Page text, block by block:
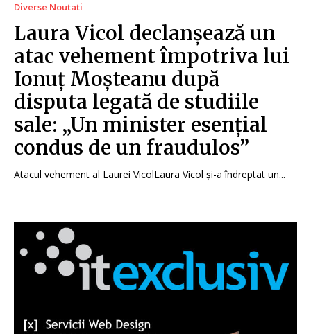
Diverse Noutati
Laura Vicol declanșează un
atac vehement împotriva lui
Ionuț Moșteanu după
disputa legată de studiile
sale: „Un minister esențial
condus de un fraudulos”
Atacul vehement al Laurei VicolLaura Vicol și-a îndreptat un...